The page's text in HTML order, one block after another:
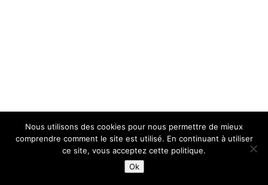
Nous utilisons des cookies pour nous permettre de mieux
comprendre comment le site est utilisé. En continuant à utiliser
ce site, vous acceptez cette politique.
Ok